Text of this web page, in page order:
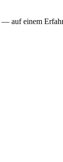
auf einem